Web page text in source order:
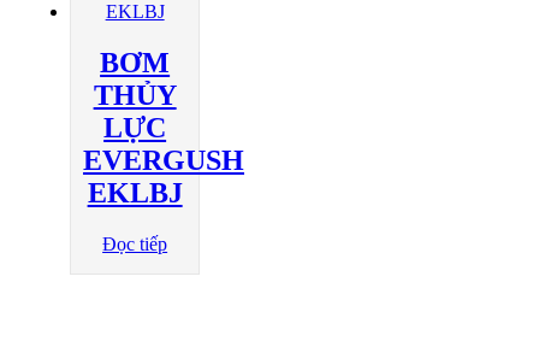
BƠM
THỦY
LỰC
EVERGUSH
EKLBJ
Đọc tiếp